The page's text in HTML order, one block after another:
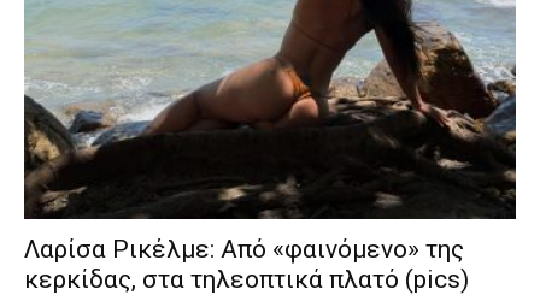
Λαρίσα Ρικέλμε: Από «φαινόμενο» της
κερκίδας, στα τηλεοπτικά πλατό (pics)